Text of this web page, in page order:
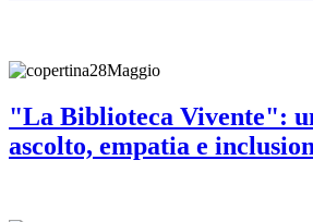
"La Biblioteca Vivente":
ascolto, empatia e